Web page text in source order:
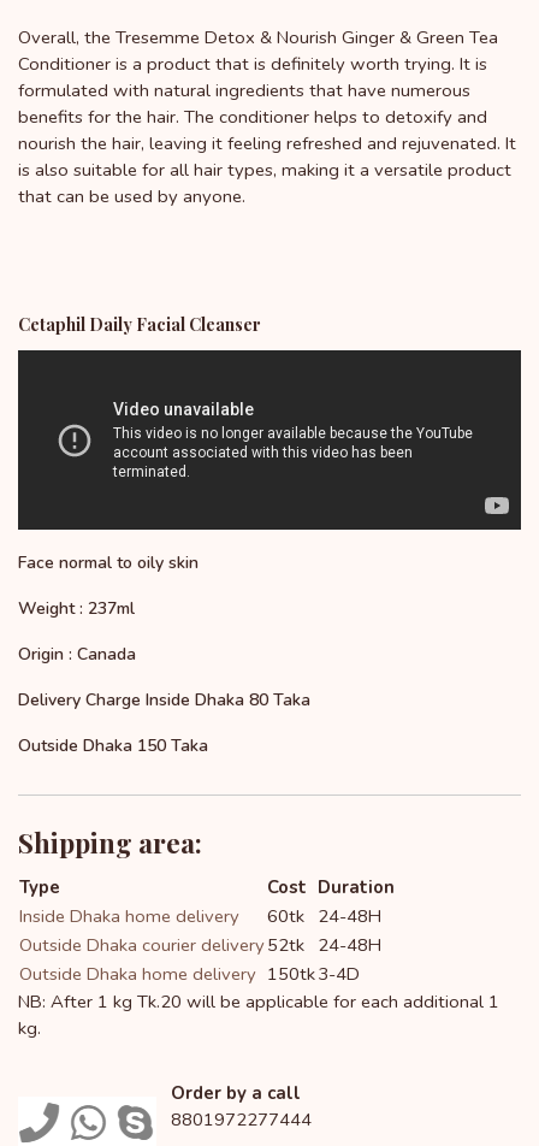
Overall, the Tresemme Detox & Nourish Ginger & Green Tea
Conditioner is a product that is definitely worth trying. It is
formulated with natural ingredients that have numerous
benefits for the hair. The conditioner helps to detoxify and
nourish the hair, leaving it feeling refreshed and rejuvenated. It
is also suitable for all hair types, making it a versatile product
that can be used by anyone.
Cetaphil Daily Facial Cleanser
Face normal to oily skin
Weight : 237ml
Origin : Canada
Delivery Charge Inside Dhaka 80 Taka
Outside Dhaka 150 Taka
Shipping area:
Type Cost Duration
Inside Dhaka home delivery
60tk 24-48H
Outside Dhaka courier delivery52tk 24-48H
Outside Dhaka home delivery 150tk3-4D
NB: After 1 kg Tk.20 will be applicable for each additional 1
kg.
Order by a call
8801972277444